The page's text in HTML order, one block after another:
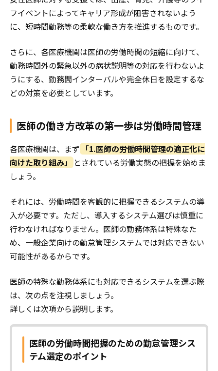
フイベントによってキャリア形成が阻害されないよう
に、短時間勤務等の柔軟な働き方を推進するものです。
さらに、各医療機関は医師の労働時間の短縮に向けて、
勤務時間外の緊急以外の病状説明等の対応を行わないよ
うにする、勤務間インターバルや完全休日を設定するな
どの対策を必要としています。
医師の働き方改革の第一歩は労働時間管理
各医療機関は、まず 「1.医師の労働時間管理の適正化に
向けた取り組み」
とされている労働実態の把握を始めま
しょう。
それには、労働時間を客観的に把握できるシステムの導
入が必要です。ただし、導入するシステム選びは慎重に
行わなければなりません。医師の勤務体系は特殊なた
め、一般企業向けの勤怠管理システムでは対応できない
可能性があるからです。
医師の特殊な勤務体系にも対応できるシステムを選ぶ際
は、次の点を注視しましょう。
詳しくは次項から説明します。
医師の労働時間把握のための勤怠管理シス
テム選定のポイント